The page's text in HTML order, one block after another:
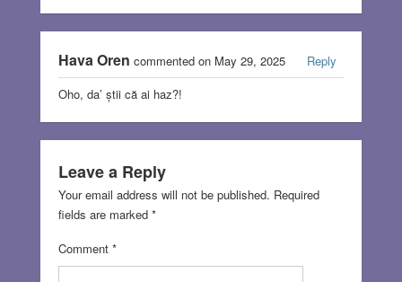
Hava Oren commented on May 29, 2025
Reply
Oho, da’ știi că ai haz?!
Leave a Reply
Your email address will not be published. Required
fields are marked *
Comment *